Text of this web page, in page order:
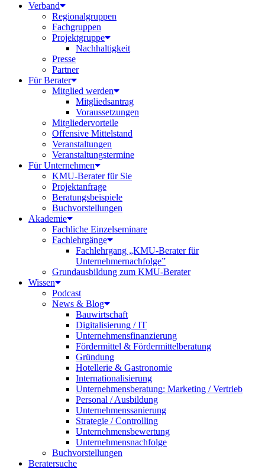
Verband
Regionalgruppen
Fachgruppen
Projektgruppe
Nachhaltigkeit
Presse
Partner
Für Berater
Mitglied werden
Mitgliedsantrag
Voraussetzungen
Mitgliedervorteile
Offensive Mittelstand
Veranstaltungen
Veranstaltungstermine
Für Unternehmen
KMU-Berater für Sie
Projektanfrage
Beratungsbeispiele
Buchvorstellungen
Akademie
Fachliche Einzelseminare
Fachlehrgänge
Fachlehrgang „KMU-Berater für
Unternehmernachfolge”
Grundausbildung zum KMU-Berater
Wissen
Podcast
News & Blog
Bauwirtschaft
Digitalisierung / IT
Unternehmensfinanzierung
Fördermittel & Fördermittelberatung
Gründung
Hotellerie & Gastronomie
Internationalisierung
Unternehmensberatung: Marketing / Vertrieb
Personal / Ausbildung
Unternehmenssanierung
Strategie / Controlling
Unternehmensbewertung
Unternehmensnachfolge
Buchvorstellungen
Beratersuche